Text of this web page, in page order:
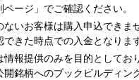
ージ」でご確認ください。
ないお客様は購入申込でき
できた時点での入金となりま
情報提供のみを目的としてお
開銘柄へのブックビルディン